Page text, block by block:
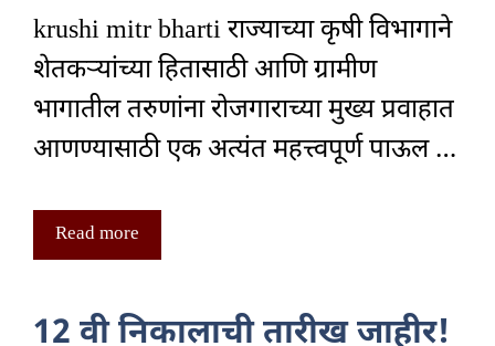
krushi mitr bharti राज्याच्या कृषी विभागाने
शेतकऱ्यांच्या हितासाठी आणि ग्रामीण
भागातील तरुणांना रोजगाराच्या मुख्य प्रवाहात
आणण्यासाठी एक अत्यंत महत्त्वपूर्ण पाऊल …
Read more
12 वी निकालाची तारीख जाहीर!